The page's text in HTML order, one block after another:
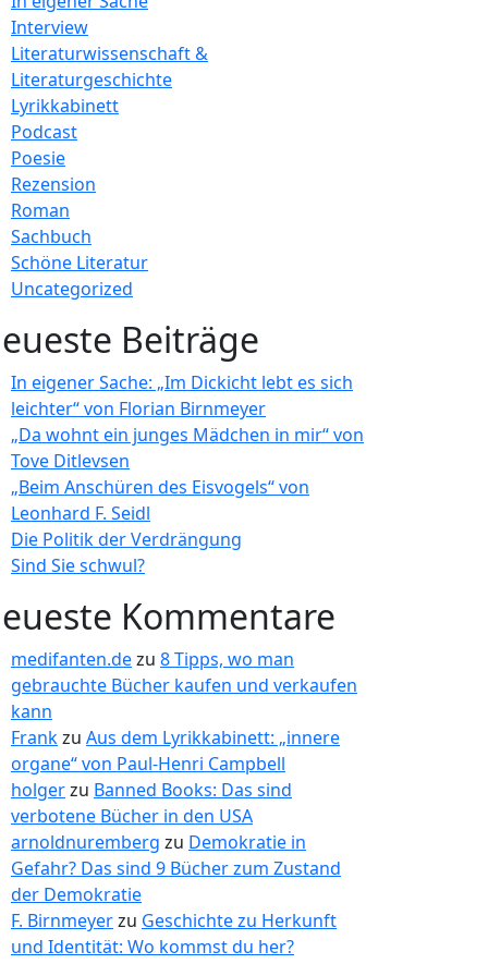
Interview
Literaturwissenschaft &
Literaturgeschichte
Lyrikkabinett
Podcast
Poesie
Rezension
Roman
Sachbuch
Schöne Literatur
Uncategorized
Beiträge
In eigener Sache: „Im Dickicht lebt es sich
leichter“ von Florian Birnmeyer
„Da wohnt ein junges Mädchen in mir“ von
Tove Ditlevsen
„Beim Anschüren des Eisvogels“ von
Leonhard F. Seidl
Die Politik der Verdrängung
Sind Sie schwul?
Kommentare
medifanten.dezu 8 Tipps, wo man
gebrauchte Bücher kaufen und verkaufen
kann
Frankzu Aus dem Lyrikkabinett: „innere
organe“ von Paul-Henri Campbell
holgerzu Banned Books: Das sind
verbotene Bücher in den USA
arnoldnuremberg zu Demokratie in
Gefahr? Das sind 9 Bücher zum Zustand
der Demokratie
F. Birnmeyerzu Geschichte zu Herkunft
und Identität: Wo kommst du her?